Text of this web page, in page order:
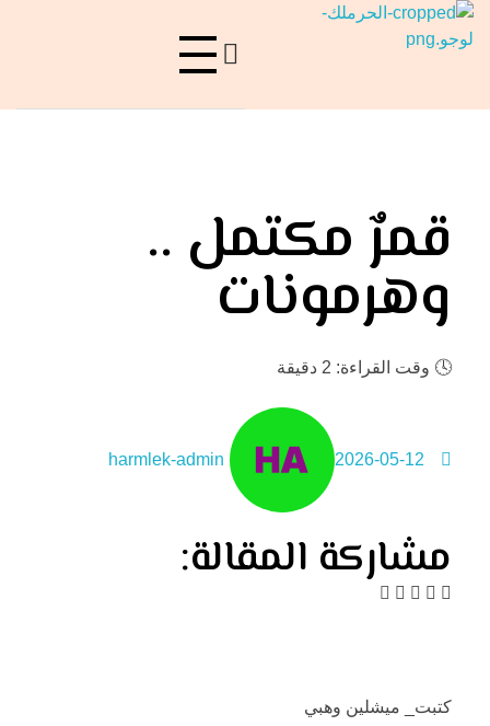
قمرٌ مكتمل ..
وهرمونات
🕓 وقت القراءة: 2 دقيقة
2026-05-12
harmlek-admin
مشاركة المقالة:
كتبت_ ميشلين وهبي